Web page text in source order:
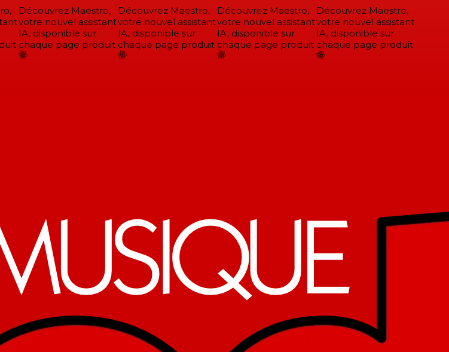
Découvrez Maestro,
votre nouvel assistant
IA, disponible sur
chaque page produit
Découvrez Maestro,
votre nouvel assistant
IA, disponible sur
chaque page produit
Découvrez Maestro,
votre nouvel assistant
IA, disponible sur
chaque page produit
Découvrez Maestro,
votre nouvel assistant
IA, disponible sur
chaque page produit